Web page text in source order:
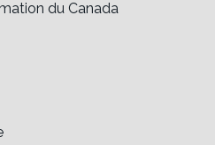
du Canada